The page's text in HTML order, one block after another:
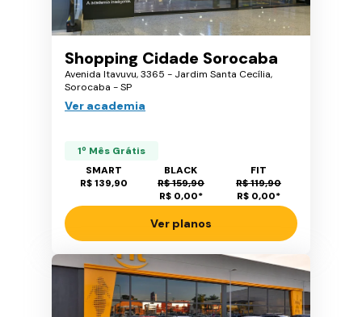
Shopping Cidade Sorocaba
Avenida Itavuvu, 3365 - Jardim Santa Cecília,
Sorocaba - SP
Ver academia
1º Mês Grátis
SMART
R$ 139,90
BLACK
R$ 159,90
R$ 0,00*
FIT
R$ 119,90
R$ 0,00*
Ver planos